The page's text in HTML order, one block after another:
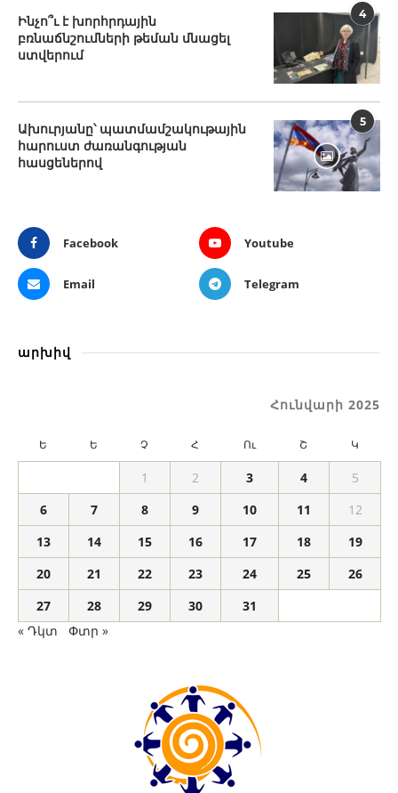
4
Ինչո՞ւ է խորհրդային
բռնաճնշումների թեման մնացել
ստվերում
5
Ախուրյանը՝ պատմամշակութային
հարուստ ժառանգության
հասցեներով
Facebook Youtube
Email Telegram
արխիվ
Հունվարի 2025
Ե Ե Չ Հ Ու Շ Կ
1 2 3 4
5
6
7 8 9 10 11
12
13
14 15 16 17 18
19
20
21 22 23 24 25
26
27
28 29 30
31
« Դկտ
Փտր »